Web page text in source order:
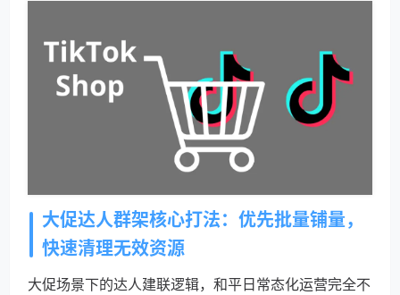
大促达人群架核心打法：优先批量铺量，
快速清理无效资源
大促场景下的达人建联逻辑，和平日常态化运营完全不